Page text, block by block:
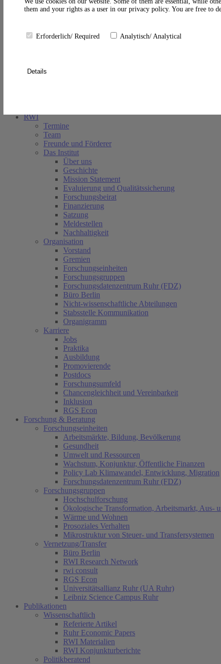
Suche schließen
RWI
Termine
Team
Freunde und Förderer
Das Institut
Über uns
Geschichte
Mission Statement
Evaluierung und Qualitätssicherung
Forschungsbeirat
Finanzierung
Satzung
Meldestellen
Nachhaltigkeit
Organisation
Vorstand
Gremien
Forschungseinheiten
Forschungsgruppen
Forschungsdatenzentrum Ruhr (FDZ)
Büro Berlin
Nicht-wissenschaftliche Abteilungen
Stabsstelle Kommunikation
Organigramm
Karriere
Jobs
Praktika
Ausbildung
Promovierende
Postdocs
Forschungsumfeld
Chancengleichheit und Vereinbarkeit
Inklusion
RGS Econ
Forschung & Beratung
Forschungseinheiten
Arbeitsmärkte, Bildung, Bevölkerung
Gesundheit
Umwelt und Ressourcen
Wachstum, Konjunktur, Öffentliche Finanzen
Policy Lab Klimawandel, Entwicklung, Migration
Forschungsdatenzentrum Ruhr (FDZ)
Forschungsgruppen
Hochschulforschung
Ökologische Transformation, Arbeitsmarkt, Aus-
Wärme und Wohnen
Prosoziales Verhalten
Mikrostruktur von Steuer- und Transfersystemen
Vernetzung/Transfer
Büro Berlin
RWI Research Network
rwi consult
RGS Econ
Universitätsallianz Ruhr (UA Ruhr)
Leibniz Science Campus Ruhr
Publikationen
Wissenschaftlich
Referierte Artikel
Ruhr Economic Papers
RWI Materialien
RWI Konjunkturberichte
Politikberatend
them and your rights as a user in our privacy policy. You are free to
Erforderlich/ Required Analytisch/ Analytical
Details